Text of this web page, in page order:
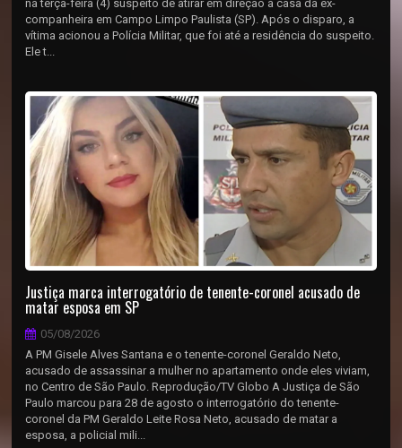
na terça-feira (4) suspeito de atirar em direção à casa da ex-
companheira em Campo Limpo Paulista (SP). Após o disparo, a
vítima acionou a Polícia Militar, que foi até a residência do suspeito.
Ele t...
Justiça marca interrogatório de tenente-coronel acusado de
matar esposa em SP
05/08/2026
A PM Gisele Alves Santana e o tenente-coronel Geraldo Neto,
acusado de assassinar a mulher no apartamento onde eles viviam,
no Centro de São Paulo. Reprodução/TV Globo A Justiça de São
Paulo marcou para 28 de agosto o interrogatório do tenente-
coronel da PM Geraldo Leite Rosa Neto, acusado de matar a
esposa, a policial mili...